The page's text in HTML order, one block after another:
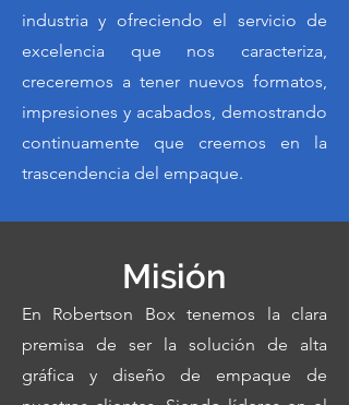
industria y ofreciendo el servicio de
excelencia que nos caracteriza,
creceremos a tener nuevos formatos,
impresiones y acabados, demostrando
continuamente que creemos en la
trascendencia del empaque.
Misión
En Robertson Box tenemos la clara
premisa de ser la solución de alta
gráfica y diseño de empaque de